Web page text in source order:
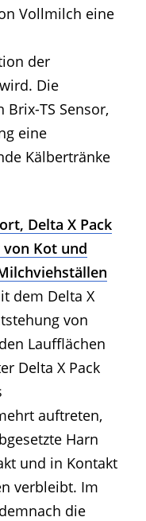
Vollmilch eine
der
Die
TS Sensor,
eine
Kälbertränke
Delta X Pack
Kot und
dem Delta X
von
Laufflächen
Delta X Pack
auftreten,
Harn
und in Kontakt
verbleibt. Im
die